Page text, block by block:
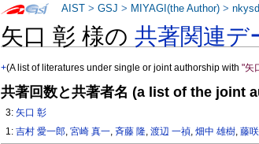
矢口 彰 様の共著関連デ
+(A list of literatures under single or joint authorship with"矢
共著回数と共著者名 (a list of the joint
3:矢口 彰
1:吉村 愛一郎,宮崎 真一,斉藤 隆,渡辺 一禎,畑中 雄樹,藤
AIST >GSJ > MIYAGI(the Author) >